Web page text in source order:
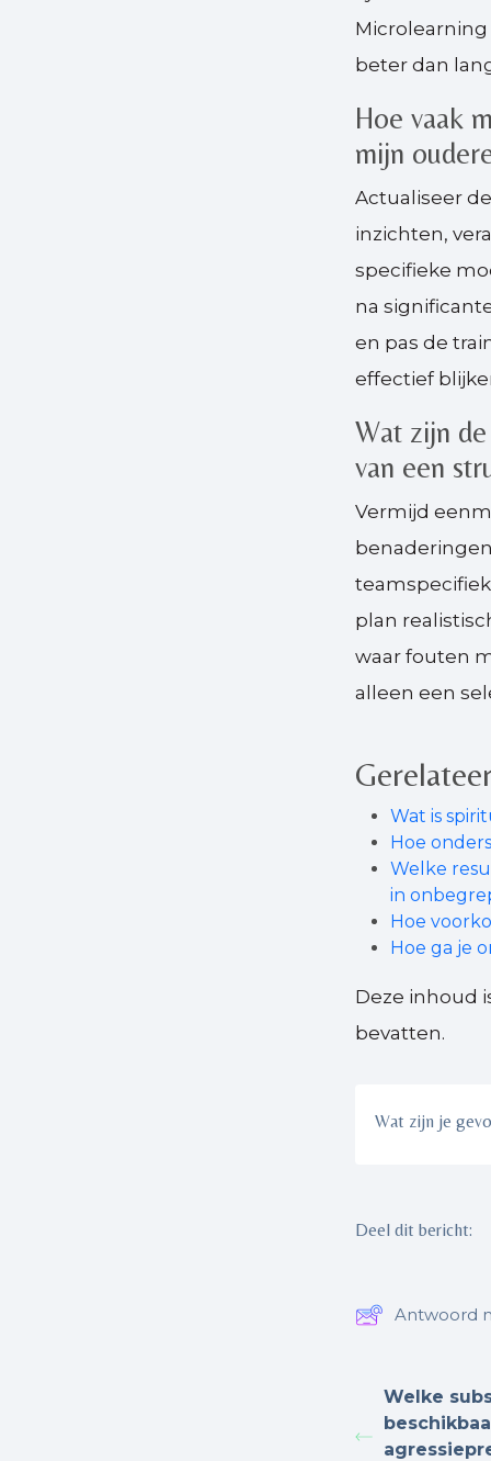
beter dan
Hoe vaak
mijn
Actualiseer
inzichten,
specifieke
na
en pas de
effectief
Wat zijn
van een
Vermijd
plan
waar fouten
alleen een
Wat is
Hoe
Welke
in
Hoe
Hoe ga je
Deze inhoud
bevatten.
Wat zijn je
Deel dit bericht:
Antwoord
Welke